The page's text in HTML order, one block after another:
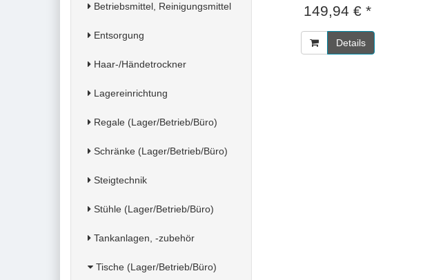
Betriebsmittel, Reinigungsmittel
Entsorgung
Haar-/Händetrockner
Lagereinrichtung
Regale (Lager/Betrieb/Büro)
Schränke (Lager/Betrieb/Büro)
Steigtechnik
Stühle (Lager/Betrieb/Büro)
Tankanlagen, -zubehör
Tische (Lager/Betrieb/Büro)
149,94 € *
Details